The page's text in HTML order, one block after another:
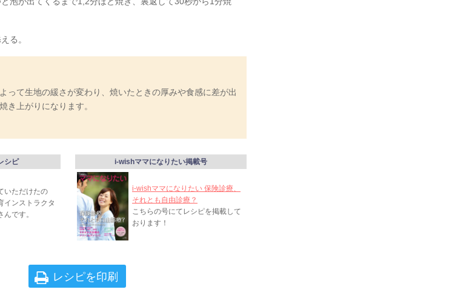
る。
って生地の緩さが変わり、焼いたときの厚みや食感に差が出
き上がりになります。
シピ
いただけたの
インストラクタ
です。
i-wishママになりたい掲載号
i-wishママになりたい 保険診療、
それとも自由診療？
こちらの号にてレシピを掲載して
おります！
レシピを印刷